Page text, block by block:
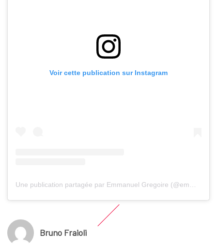
Voir cette publication sur Instagram
Bruno Fraioli